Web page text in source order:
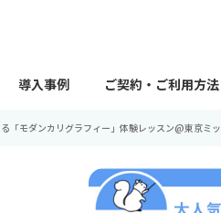
導入事例 ご契約・ご利用方法
「モダンカリグラフィー」体験レッスン@東京ミ